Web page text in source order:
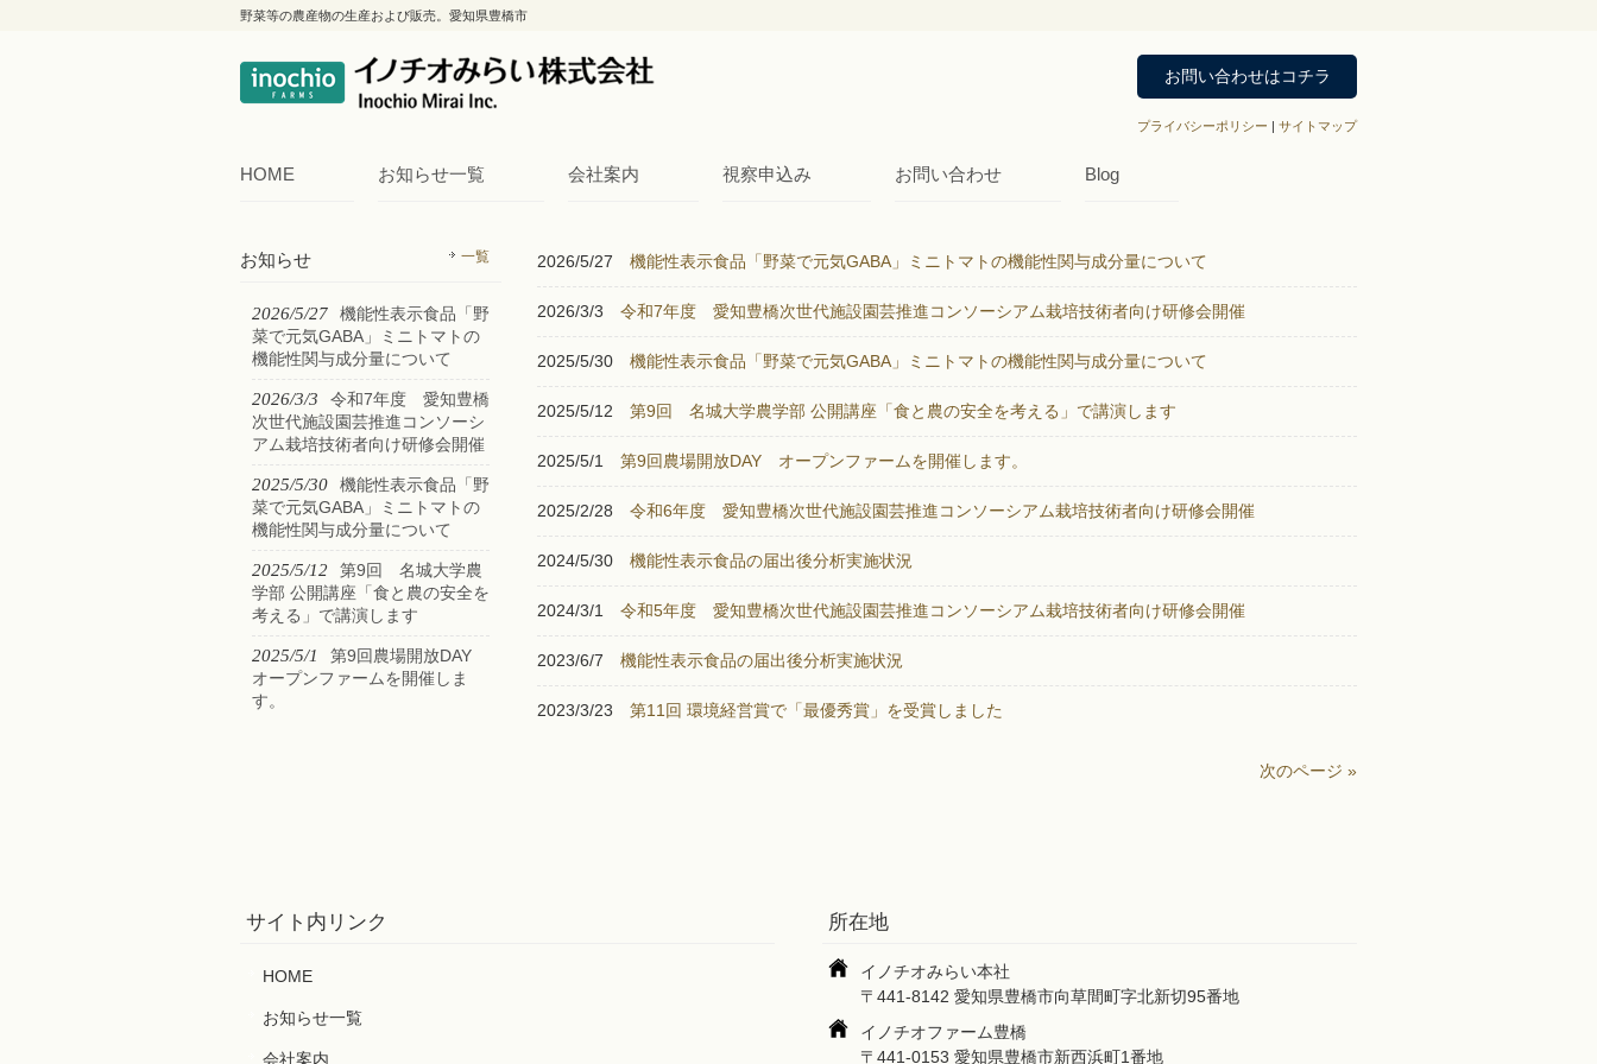
野菜等の農産物の生産および販売。愛知県豊橋市
お問い合わせはコチラ
プライバシーポリシー | サイトマップ
HOME お知らせ一覧 会社案内 視察申込み お問い合わせ Blog
2026/5/27 機能性表示食品「野菜で元気GABA」ミニトマトの機能性関与成分量について
2026/3/3 令和7年度 愛知豊橋次世代施設園芸推進コンソーシアム栽培技術者向け研修会開催
2025/5/30 機能性表示食品「野菜で元気GABA」ミニトマトの機能性関与成分量について
2025/5/12 第9回 名城大学農学部 公開講座「食と農の安全を考える」で講演します
2025/5/1 第9回農場開放DAY オープンファームを開催します。
2025/2/28 令和6年度 愛知豊橋次世代施設園芸推進コンソーシアム栽培技術者向け研修会開催
2024/5/30 機能性表示食品の届出後分析実施状況
2024/3/1 令和5年度 愛知豊橋次世代施設園芸推進コンソーシアム栽培技術者向け研修会開催
2023/6/7 機能性表示食品の届出後分析実施状況
2023/3/23 第11回 環境経営賞で「最優秀賞」を受賞しました
次のページ »
お知らせ 一覧
2026/5/27
機能性表示食品「野
菜で元気GABA」ミニトマトの
機能性関与成分量について
2026/3/3
令和7年度 愛知豊橋
次世代施設園芸推進コンソーシ
アム栽培技術者向け研修会開催
2025/5/30
機能性表示食品「野
菜で元気GABA」ミニトマトの
機能性関与成分量について
2025/5/12
第9回 名城大学農
学部 公開講座「食と農の安全を
考える」で講演します
2025/5/1
第9回農場開放DAY
オープンファームを開催しま
す。
サイト内リンク
HOME
お知らせ一覧
会社案内
所在地
イノチオみらい本社
〒441-8142 愛知県豊橋市向草間町字北新切95番地
イノチオファーム豊橋
〒441-0153 愛知県豊橋市新西浜町1番地